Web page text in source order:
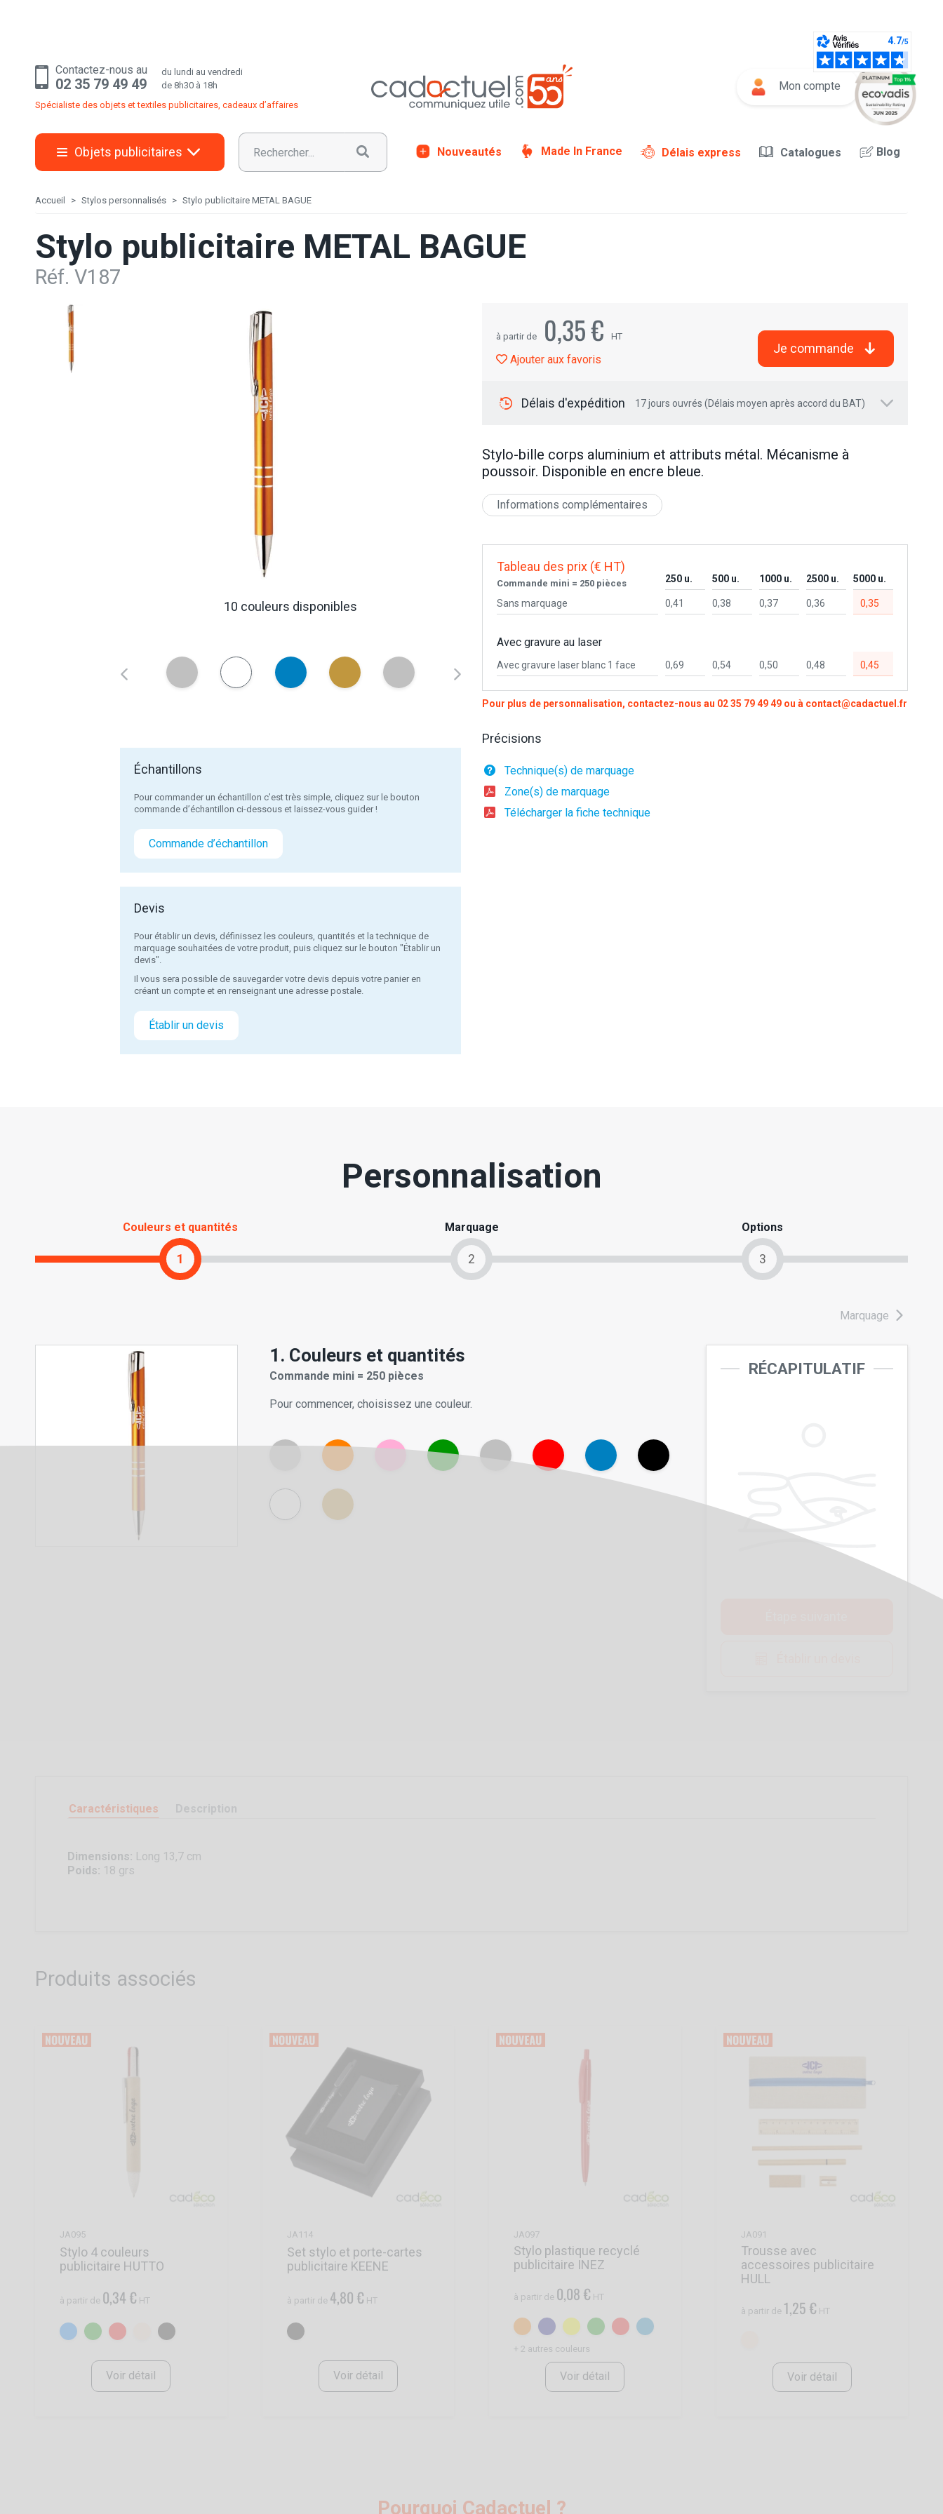
Contactez-nous au
02 35 79 49 49
du lundi au vendredi
de 8h30 à 18h
Spécialiste des objets et textiles publicitaires, cadeaux d’affaires
Mon compte
Objets publicitaires Nouveautés Made In France Délais express Catalogues Blog
Accueil Stylos personnalisés Stylo publicitaire METAL BAGUE
Stylo publicitaire METAL BAGUE
Réf. V187
10 couleurs disponibles
Échantillons
Pour commander un échantillon c’est très simple, cliquez sur le bouton
commande d’échantillon ci-dessous et laissez-vous guider !
Commande d’échantillon
Devis
Pour établir un devis, définissez les couleurs, quantités et la technique de
marquage souhaitées de votre produit, puis cliquez sur le bouton "Établir un
devis".
Il vous sera possible de sauvegarder votre devis depuis votre panier en
créant un compte et en renseignant une adresse postale.
Établir un devis
à partir de 0,35 € HT
Ajouter aux favoris
Je commande
Délais d'expédition 17 jours ouvrés (Délais moyen après accord du BAT)
Stylo-bille corps aluminium et attributs métal. Mécanisme à
poussoir. Disponible en encre bleue.
Informations complémentaires
Tableau des prix (€ HT)
Commande mini = 250 pièces 250 u. 500 u. 1000 u. 2500 u. 5000 u.
Sans marquage 0,41 0,38 0,37 0,36 0,35
Avec gravure au laser
Avec gravure laser blanc 1 face 0,69 0,54 0,50 0,48 0,45
Pour plus de personnalisation, contactez-nous au 02 35 79 49 49 ou à contact@cadactuel.fr
Précisions
Technique(s) de marquage
Zone(s) de marquage
Télécharger la fiche technique
Personnalisation
1
Couleurs et quantités
2
Marquage
3
Options
Marquage
1. Couleurs et quantités
Commande mini = 250 pièces
Pour commencer, choisissez une couleur.
RÉCAPITULATIF
Caractéristiques Description
Dimensions: Long 13,7 cm
Poids: 18 grs
Produits associés
JA095
Stylo 4 couleurs
publicitaire HUTTO
à partir de 0,34 € HT
Voir détail
JA114
Set stylo et porte-cartes
publicitaire KEENE
à partir de 4,80 € HT
Voir détail
JA097
Stylo plastique recyclé
publicitaire INEZ
à partir de 0,08 € HT
+ 2 autres couleurs
Voir détail
JA091
Trousse avec
accessoires publicitaire
HULL
à partir de 1,25 € HT
Voir détail
Pourquoi Cadactuel ?